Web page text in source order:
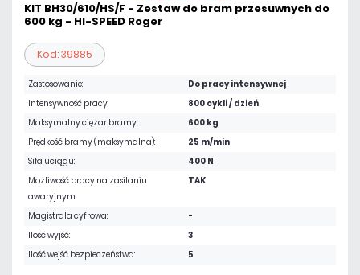
KIT BH30/610/HS/F - Zestaw do bram przesuwnych do
600 kg - HI-SPEED Roger
Kod: 39885
Zastosowanie:
Do pracy intensywnej
Intensywność pracy:
800 cykli / dzień
Maksymalny ciężar bramy:
600 kg
Prędkość bramy (maksymalna):
25 m/min
Siła uciągu:
400 N
Możliwość pracy na zasilaniu
awaryjnym:
TAK
Magistrala cyfrowa:
-
Ilość wyjść:
3
Ilość wejść bezpieczeństwa:
5